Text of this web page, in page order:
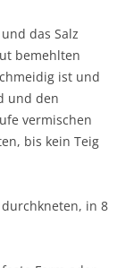
das Salz
bemehlten
ist und
und den
vermischen
bis kein Teig
in 8